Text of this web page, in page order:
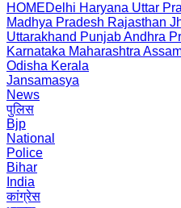
HOMEDelhi Haryana Uttar
Madhya Pradesh Rajasthan
Uttarakhand PunjabAndhra
Karnataka Maharashtra
Odisha Kerala
Jansamasya
News
पुलिस
Bjp
National
Police
Bihar
India
कांग्रेस